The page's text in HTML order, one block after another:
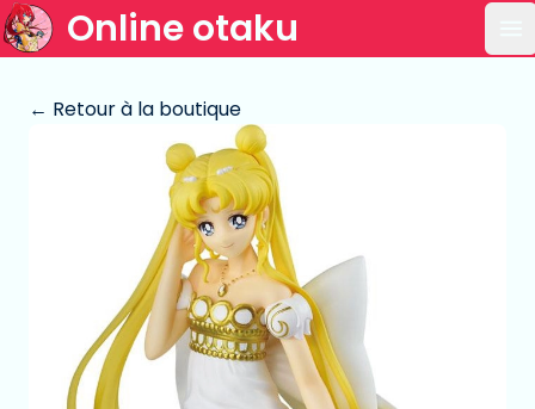
Online otaku
← Retour à la boutique